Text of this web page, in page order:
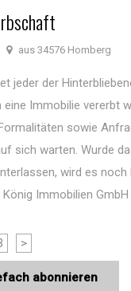
aus 34576 Homberg
jeder der
Immobilie vererbt
sowie
sich warten. Wurde
wird es noch
Immobilien GmbH
>
abonnieren